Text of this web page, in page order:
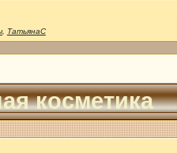
, ТатьянаС
косметика